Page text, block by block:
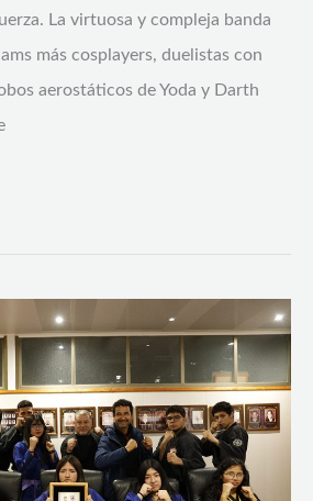
La virtuosa y compleja banda
más cosplayers, duelistas con
aerostáticos de Yoda y Darth